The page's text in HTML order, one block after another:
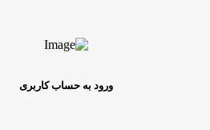
ورود به حساب کاربری